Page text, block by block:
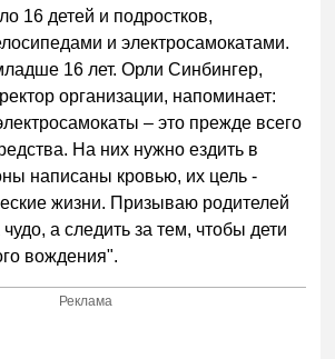
16 детей и подростков,
и электросамокатами.
16 лет. Орли Синбингер,
организации, напоминает:
– это прежде всего
На них нужно ездить в
написаны кровью, их цель -
жизни. Призываю родителей
а следить за тем, чтобы дети
вождения".
Реклама